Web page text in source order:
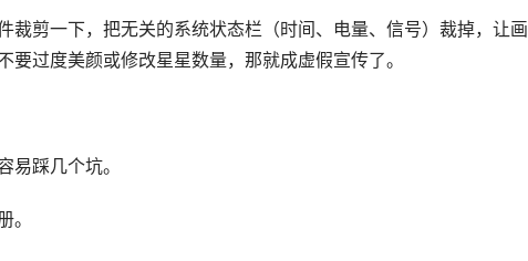
裁剪一下，把无关的系统状态栏（时间、电量、信号）裁掉，让
过度美颜或修改星星数量，那就成虚假宣传了。
易踩几个坑。
。